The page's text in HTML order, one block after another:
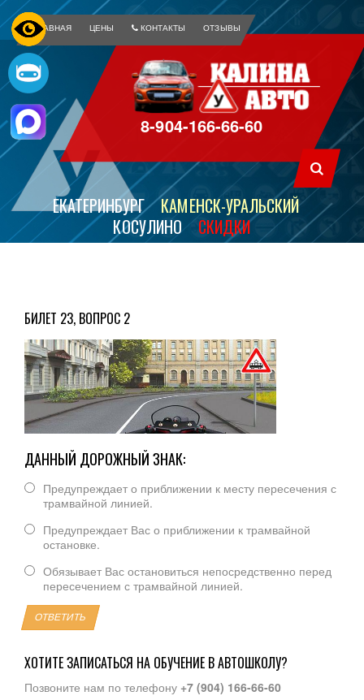
ГЛАВНАЯ ЦЕНЫ КОНТАКТЫ ОТЗЫВЫ
8-904-166-66-60
ЕКАТЕРИНБУРГ
КАМЕНСК-УРАЛЬСКИЙ
КОСУЛИНО
СКИДКИ
БИЛЕТ 23, ВОПРОС 2
ДАННЫЙ ДОРОЖНЫЙ ЗНАК:
Предупреждает о приближении к месту пересечения с
трамвайной линией.
Предупреждает Вас о приближении к трамвайной
остановке.
Обязывает Вас остановиться непосредственно перед
пересечением с трамвайной линией.
ОТВЕТИТЬ
ХОТИТЕ ЗАПИСАТЬСЯ НА ОБУЧЕНИЕ В АВТОШКОЛУ?
Позвоните нам по телефону +7 (904) 166-66-60